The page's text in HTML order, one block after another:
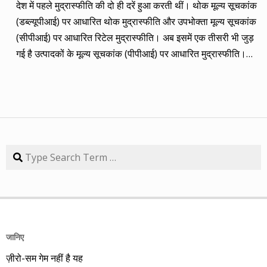
(तीन से पांच साल का) लक्ष्य साल भर में ही पूरा कर लिया है, जबकि एक
कंपनी 84.57 प्रतिशत रिटर्न के साथ लक्ष्य से ज़रा-सा पीछे है। तारीख
कंपनी तब का भाव समय लक्ष्य 30/09/14 का भाव रिटर्न (%) 01/09/13
डॉ. रेड्डीज़ लैब 2292.90 3 साल 2815 3229.60 40.85 08/09/13
संतुलन बनाकर चलते हैं। यह भी बताते हैं कि कहां पर एंट्री करें और आपके
हासिल कर चुका है और यही नहीं, 24 सितंबर 2014 को 3356.60 रुपए
पर 52 हफ्ते का शिखर पकड़ चुका है। एचडीएफसी बैंक भी लक्ष्य हासिल
देश में पहले मुद्रास्फीति की दो ही दरें हुआ करती थीं। थोक मूल्य सूचकांक
(डब्ल्यूपीआई) पर आधारित थोक मुद्रास्फीति और उपभोक्ता मूल्य सूचकांक
(सीपीआई) पर आधारित रिटेल मुद्रास्फीति। अब इसमें एक तीसरी भी जुड़
गई है उत्पादकों के मूल्य सूचकांक (पीपीआई) पर आधारित मुद्रास्फीति।
मुद्रास्फीति जितनी बढ़ती है, उससे ज्यादा कमाई बढ़ जाए तो किसी को
मुद्रास्फीति का 4% बढ़ना भी घर-गृहस्थी की कमर तोड़ देता है। सरकार
कहती है कि उसने तो पिछले बारह सालों में मुद्रास्फीति को काबू में कर रखा
(एफआईटी) फ्रेमवर्क के तहत रिटेल मुद्रास्फीति के लिए 4% को बीच में
तक टूटी नहीं है। यह फ्रेमवर्क हर पांच साल पर बढ़ाया जाता है। अभी इसे
17 महीनों के शिखर 4.38% पर पहुंच गई। फिर भी रिजर्व बैंक की निर्धारित
जानिए
ज़ीरो-सम गेम नहीं है यह